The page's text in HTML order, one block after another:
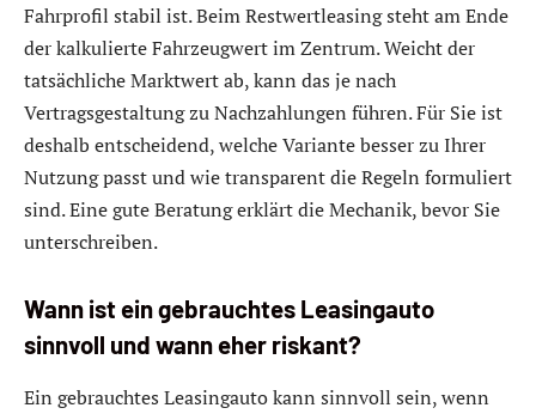
Fahrprofil stabil ist. Beim Restwertleasing steht am Ende
der kalkulierte Fahrzeugwert im Zentrum. Weicht der
tatsächliche Marktwert ab, kann das je nach
Vertragsgestaltung zu Nachzahlungen führen. Für Sie ist
deshalb entscheidend, welche Variante besser zu Ihrer
Nutzung passt und wie transparent die Regeln formuliert
sind. Eine gute Beratung erklärt die Mechanik, bevor Sie
unterschreiben.
Wann ist ein gebrauchtes Leasingauto
sinnvoll und wann eher riskant?
Ein gebrauchtes Leasingauto kann sinnvoll sein, wenn